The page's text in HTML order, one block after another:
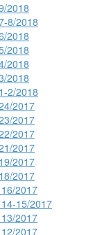
2018
8/2018
2018
2018
2018
2018
2/2018
2017
2017
2017
2017
2017
2017
2017
15/2017
2017
2017